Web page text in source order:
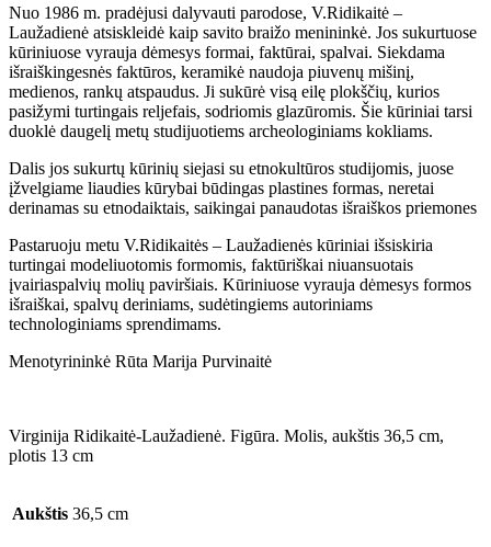
Nuo 1986 m. pradėjusi dalyvauti parodose, V.Ridikaitė –
Laužadienė atsiskleidė kaip savito braižo menininkė. Jos sukurtuose
kūriniuose vyrauja dėmesys formai, faktūrai, spalvai. Siekdama
išraiškingesnės faktūros, keramikė naudoja piuvenų mišinį,
medienos, rankų atspaudus. Ji sukūrė visą eilę plokščių, kurios
pasižymi turtingais reljefais, sodriomis glazūromis. Šie kūriniai tarsi
duoklė daugelį metų studijuotiems archeologiniams kokliams.
Dalis jos sukurtų kūrinių siejasi su etnokultūros studijomis, juose
įžvelgiame liaudies kūrybai būdingas plastines formas, neretai
derinamas su etnodaiktais, saikingai panaudotas išraiškos priemones
Pastaruoju metu V.Ridikaitės – Laužadienės kūriniai išsiskiria
turtingai modeliuotomis formomis, faktūriškai niuansuotais
įvairiaspalvių molių paviršiais. Kūriniuose vyrauja dėmesys formos
išraiškai, spalvų deriniams, sudėtingiems autoriniams
technologiniams sprendimams.
Menotyrininkė Rūta Marija Purvinaitė
Virginija Ridikaitė-Laužadienė. Figūra. Molis, aukštis 36,5 cm,
plotis 13 cm
Aukštis 36,5 cm